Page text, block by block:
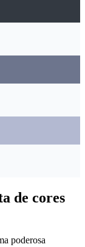
de cores
poderosa